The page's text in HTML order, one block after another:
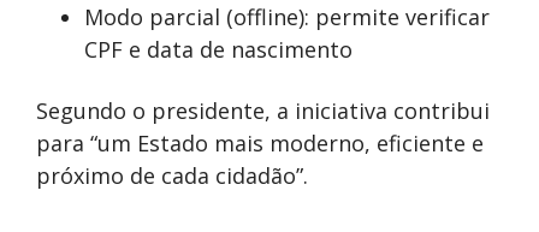
Modo parcial (offline): permite verificar
CPF e data de nascimento
Segundo o presidente, a iniciativa contribui
para “um Estado mais moderno, eficiente e
próximo de cada cidadão”.